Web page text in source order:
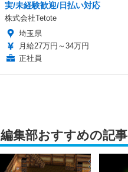
実/未経験歓迎/日払い対応
株式会社Tetote
埼玉県
月給27万円～34万円
正社員
編集部おすすめの記事